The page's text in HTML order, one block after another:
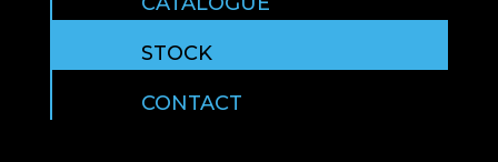
STOCK
CONTACT